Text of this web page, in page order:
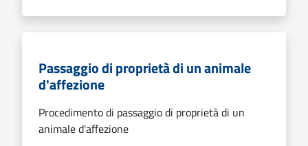
Passaggio di proprietà di un animale
d'affezione
Procedimento di passaggio di proprietà di un
animale d'affezione